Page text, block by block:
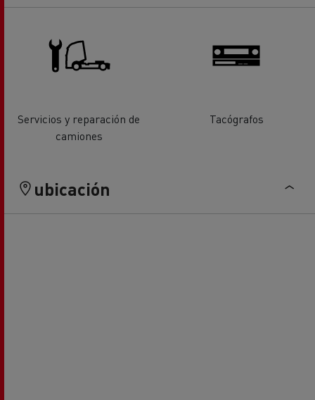
Servicios y reparación de
camiones
Tacógrafos
ubicación